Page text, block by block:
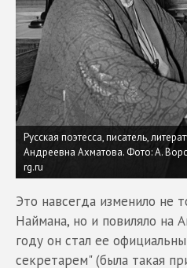
Русская поэтесса, писатель,
Андреевна Ахматова. Фото: А.
rg.ru
Это навсегда изменило не
Наймана, но и повиляло на
году он стал ее
секретарем" (была такая